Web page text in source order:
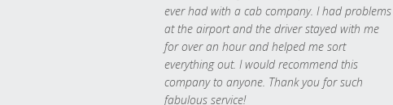
ever had with a cab company. I had problems
at the airport and the driver stayed with me
for over an hour and helped me sort
everything out. I would recommend this
company to anyone. Thank you for such
fabulous service!